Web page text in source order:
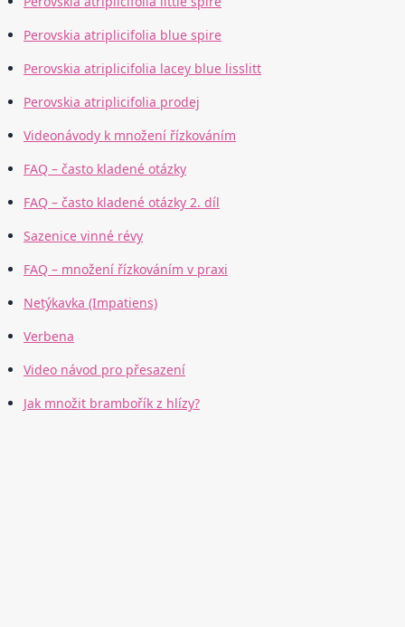
Perovskia atriplicifolia blue spire
Perovskia atriplicifolia lacey blue lisslitt
Perovskia atriplicifolia prodej
Videonávody k množení řízkováním
FAQ – často kladené otázky
FAQ – často kladené otázky 2. díl
Sazenice vinné révy
FAQ – množení řízkováním v praxi
Netýkavka (Impatiens)
Verbena
Video návod pro přesazení
Jak množit brambořík z hlízy?